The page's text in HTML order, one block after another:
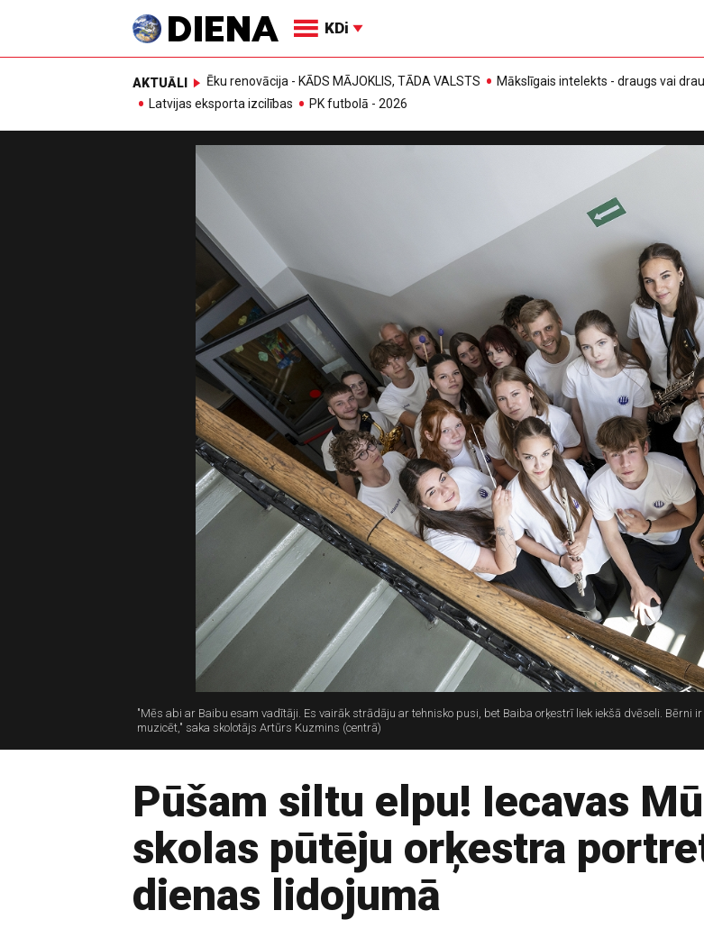
KDi
AKTUĀLI Ēku renovācija - KĀDS MĀJOKLIS, TĀDA VALSTS
Mākslīgais intelekts - draugs vai
Latvijas eksporta izcilības
PK futbolā - 2026
"Mēs abi ar Baibu esam vadītāji. Es vairāk strādāju ar tehnisko pusi, bet Baiba orķestrī liek iekšā dvēseli. Bērni
muzicēt," saka skolotājs Artūrs Kuzmins (centrā)
Pūšam siltu elpu! Iecavas
skolas pūtēju orķestra
dienas lidojumā